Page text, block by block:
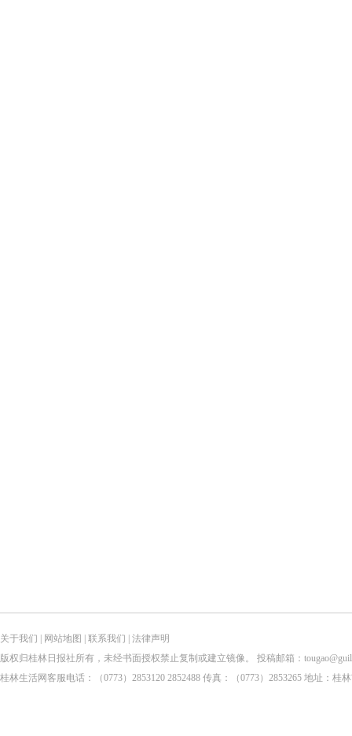
关于我们 网站地图 联系我们
法律声明
版权归桂林日报社所有，未经书面授权禁止复制或建立镜像。 投稿邮箱：
桂林生活网客服电话：（0773）2853120 2852488 传真：（0773）2853265 地址：